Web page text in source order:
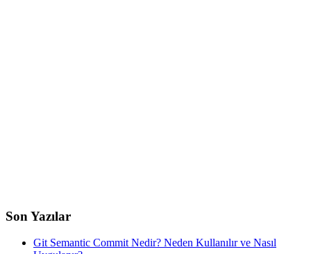
Son Yazılar
Git Semantic Commit Nedir? Neden Kullanılır ve Nasıl